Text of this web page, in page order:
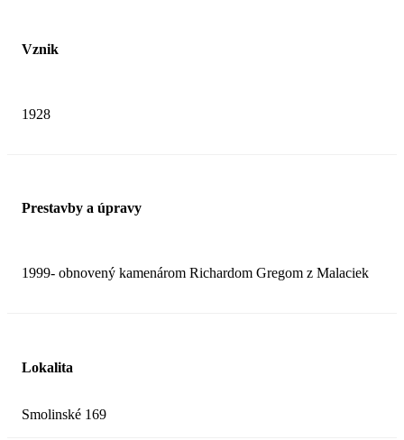
Vznik
1928
Prestavby a úpravy
1999- obnovený kamenárom Richardom Gregom z Malaciek
Lokalita
Smolinské 169